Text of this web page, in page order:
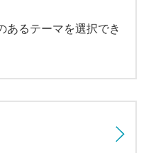
あるテーマを選択でき